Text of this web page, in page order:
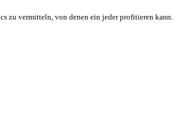
zu vermitteln, von denen ein jeder profitieren kann.